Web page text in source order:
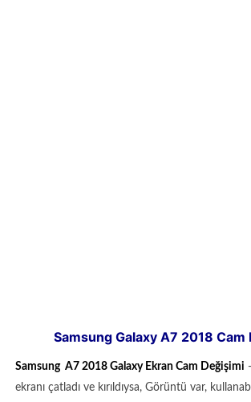
Samsung Galaxy A7 2018 Cam
Samsung A7 2018 Galaxy Ekran Cam Değişimi
ekranı çatladı ve kırıldıysa, Görüntü var,